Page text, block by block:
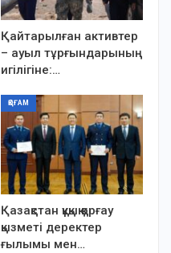
Қайтарылған активтер
– ауыл тұрғындарының
игілігіне:…
ҚОҒАМ
Қазақстан құқық қорғау
қызметі деректер
ғылымы мен…